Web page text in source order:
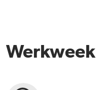
Werkweek